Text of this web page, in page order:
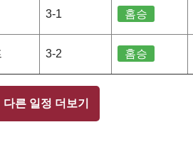
3-1 홈승
3-2 홈승
다른 일정 더보기